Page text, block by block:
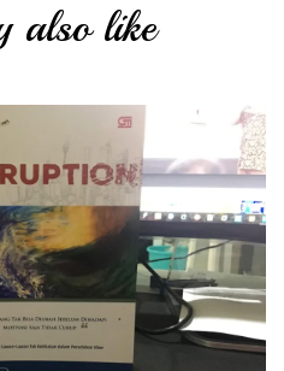
also like